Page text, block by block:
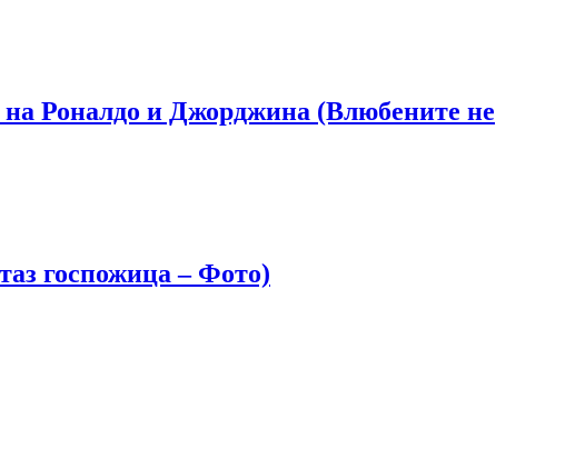
на Роналдо и Джорджина (Влюбените не
госпожица – Фото)